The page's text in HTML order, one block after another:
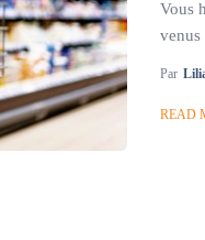
Vous
venus
Par
READ